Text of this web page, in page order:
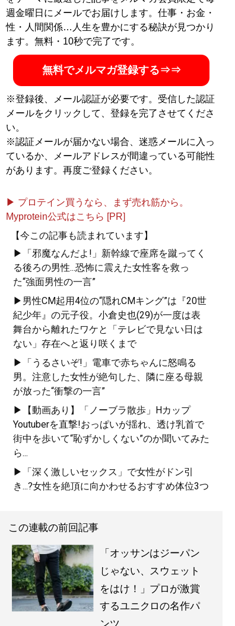
週金曜日にメールでお届けします。仕事・お金・
性・人間関係…人生を豊かにする秘訣が見つかり
ます。無料・10秒で完了です。
無料でメルマガ登録する⇒⇒
※登録後、メール認証が必要です。受信した認証
メールをクリックして、登録を完了させてくださ
い。
※認証メールが届かない場合、迷惑メールに入っ
ているか、メールアドレスが間違っている可能性
があります。再度ご登録ください。
▶ プロテイン買うなら、まず売れ筋から。
Myprotein公式はこちら [PR]
【今この記事も読まれています】
▶「邪魔なんだよ!」新幹線で座席を蹴ってく
る後ろの男性...恐怖に震えた女性客を救っ
た“強面男性の一言”
▶男性CM起用4位の“隠れCMキング”は『20世
紀少年』の元子役。小倉史也(29)が一度は表
舞台から離れたワケと「テレビで見ない日は
ない」存在へと返り咲くまで
▶「うるさいぞ!」電車で赤ちゃんに怒鳴る
男。注意した女性が絶句した、隣に座る母親
が放った“衝撃の一言”
▶【動画あり】「ノーブラ散歩」Hカップ
Youtuberを直撃!おっぱいが揺れ、透け乳首で
街中を歩いて“恥ずかしくない”のか聞いてみた
ら...
▶「深く激しいセックス」で女性がドン引
き...?女性を絶頂に向かわせるおすすめ体位3つ
この連載の前回記事
「オッサンはジーパン
じゃない、スウェット
をはけ！」プロが激賞
するユニクロの名作パ
ンツ